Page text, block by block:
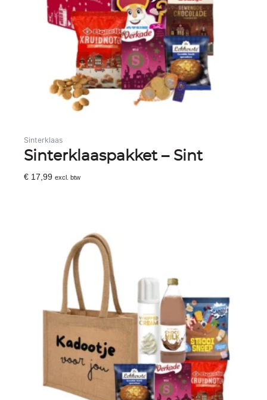
Sinterklaas
Sinterklaaspakket – Sint
€ 17,99 excl. btw